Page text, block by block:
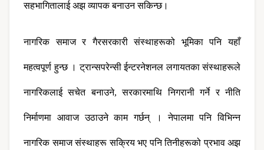
सहभागितालाई अझ व्यापक बनाउन सकिन्छ।
नागरिक समाज र गैरसरकारी संस्थाहरूको भूमिका पनि यहाँ
महत्वपूर्ण हुन्छ । ट्रान्सपरेन्सी ईन्टरनेशनल लगायतका संस्थाहरूले
नागरिकलाई सचेत बनाउने, सरकारमाथि निगरानी गर्ने र नीति
निर्माणमा आवाज उठाउने काम गर्छन् । नेपालमा पनि विभिन्न
नागरिक समाज संस्थाहरू सक्रिय भए पनि तिनीहरूको प्रभाव अझ